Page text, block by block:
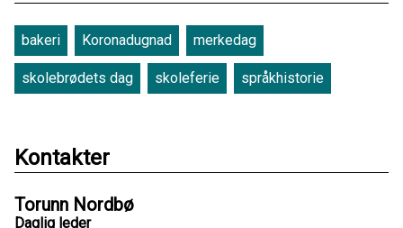
bakeri Koronadugnad merkedag
skolebrødets dag skoleferie språkhistorie
Kontakter
Torunn Nordbø
Daglig leder